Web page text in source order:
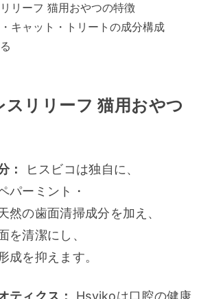
リーフ 猫用おやつの特徴
キャット・トリートの成分構成
スリリーフ 猫用おやつ
：
ヒスビコは独自に、
パーミント・
然の歯面清掃成分を加え、
を清潔にし、
成を抑えます。
ティクス：
Hsvikoは口腔の健康